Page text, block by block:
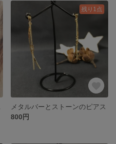
残り1点
メタルバーとストーンのピアス
800円